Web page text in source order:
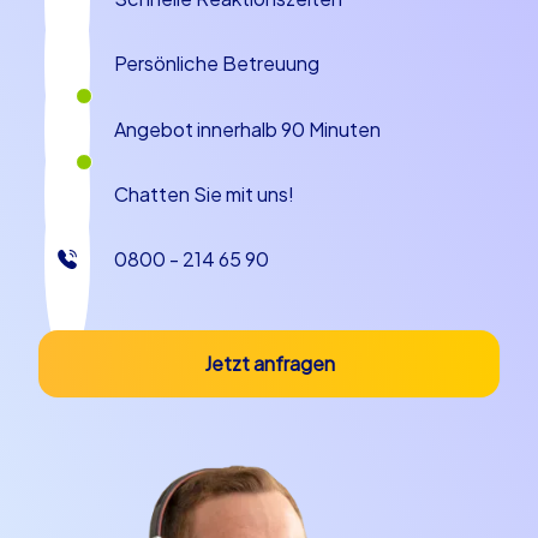
können. Diese drei Kategorien sind ideal für
unterschiedliche Gruppengrößen und Zielsetzungen:
Wer Geschwindigkeit und Wettbewerbscharakter
sucht, findet beim Geocaching die richtige
Herausforderung; wer eine Mischung aus
Wissensvermittlung und Teamaufgaben bevorzugt,
wählt Smart Touren; und wer Wert auf multimediale
Dokumentation legt, entscheidet sich für iPad Touren.
diesen Formaten, weil sie zentrale Säulen für
erfolgreiches Teambuilding in Barcelona sind und jede
Kick-Off-Veranstaltung dynamisch und nachhaltig
Smart Touren und mehr
Smart Touren sind besonders geeignet, wenn Sie enge
Persönliche Betreuung
Angebot innerhalb 90 Minuten
Chatten Sie mit uns!
0800 - 214 65 90
Jetzt anfragen